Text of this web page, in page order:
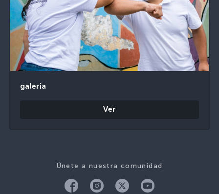
galeria
Ver
Únete a nuestra comunidad